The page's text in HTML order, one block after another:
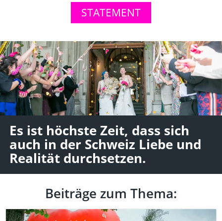
STATEMENT
Es ist höchste Zeit, dass sich
auch in der Schweiz Liebe und
Realität durchsetzen.
Beiträge zum Thema: